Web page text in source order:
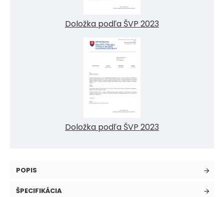
Doložka podľa ŠVP 2023
Doložka podľa ŠVP 2023
POPIS
ŠPECIFIKÁCIA